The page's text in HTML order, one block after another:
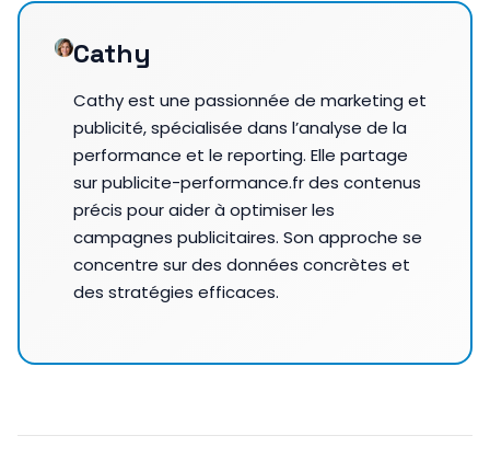
Cathy
Cathy est une passionnée de marketing et
publicité, spécialisée dans l’analyse de la
performance et le reporting. Elle partage
sur publicite-performance.fr des contenus
précis pour aider à optimiser les
campagnes publicitaires. Son approche se
concentre sur des données concrètes et
des stratégies efficaces.